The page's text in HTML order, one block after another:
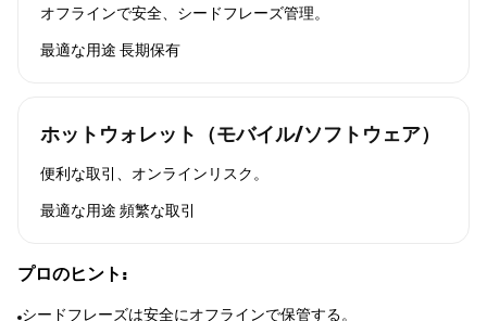
オフラインで安全、シードフレーズ管理。
最適な用途 長期保有
ホットウォレット（モバイル/ソフトウェア）
便利な取引、オンラインリスク。
最適な用途 頻繁な取引
プロのヒント:
シードフレーズは安全にオフラインで保管する。